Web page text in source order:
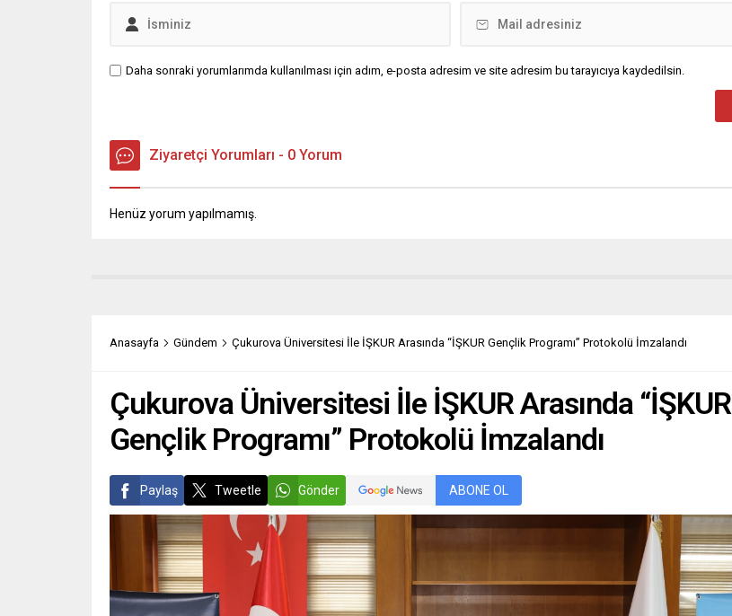
Daha sonraki yorumlarımda kullanılması için adım, e-posta adresim ve site adresim bu tarayıcıya kaydedilsin.
Ziyaretçi Yorumları - 0 Yorum
Henüz yorum yapılmamış.
Anasayfa Gündem Çukurova Üniversitesi İle İŞKUR Arasında “İŞKUR Gençlik Programı” Protokolü İmzalandı
Çukurova Üniversitesi İle İŞKUR Arasında “İŞKUR
Gençlik Programı” Protokolü İmzalandı
Paylaş Tweetle Gönder ABONE OL